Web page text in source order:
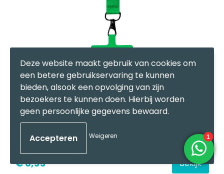
Deston - mobiele houder armband
30op voorraad
€ 0,55 Bekijk
Deze website maakt gebruik van cookies om
een betere gebruikservaring te kunnen
bieden, alsook een opvolging van zijn
bezoekers te kunnen doen. Hierbij worden
geen persoonlijke gegevens bewaard.
Weigeren